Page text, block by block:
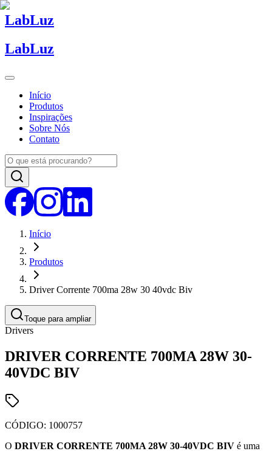
LabLuz
LabLuz
Início
Produtos
Inspirações
Sobre Nós
Contato
Início
Produtos
Driver Corrente 700ma 28w 30 40vdc Biv
Toque para ampliar
Drivers
DRIVER CORRENTE 700MA 28W 30-
40VDC BIV
CÓDIGO: 1000757
O DRIVER CORRENTE 700MA 28W 30-40VDC BIV é uma